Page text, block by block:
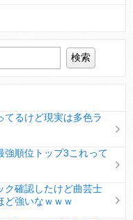
てるけど現実は多色ラ
強順位トップ3これって
ク確認したけど曲芸士
ど強いなｗｗｗ